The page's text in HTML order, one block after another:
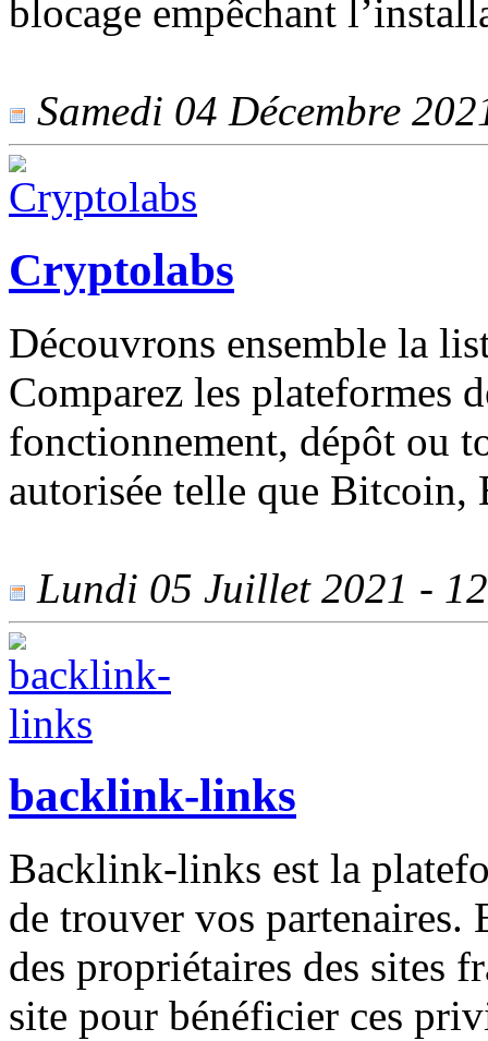
blocage empêchant
Samedi 04 Décembre
Cryptolabs
Découvrons ensemble la
Comparez les plateformes
fonctionnement, dépôt ou
autorisée telle que Bitcoin,
Lundi 05 Juillet 2021 -
backlink-links
Backlink-links est la
de trouver vos partenaires.
des propriétaires des sites
site pour bénéficier ces